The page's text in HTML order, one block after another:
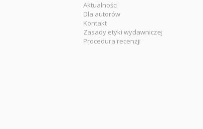
Aktualności
Dla autorów
Kontakt
Zasady etyki wydawniczej
Procedura recenzji